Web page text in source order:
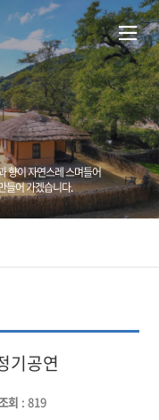
향이 자연스레 스며들어
들어 가겠습니다.
기공연
회 : 819